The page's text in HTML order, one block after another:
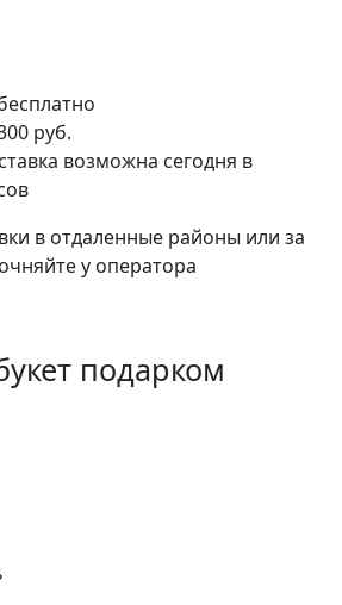
руб.
возможна сегодня в
в отдаленные районы или за
у оператора
подарком